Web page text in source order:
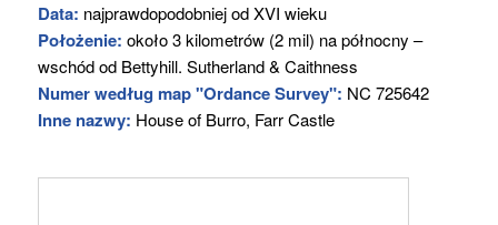
Data: najprawdopodobniej od XVI wieku
Położenie: około 3 kilometrów (2 mil) na północny –
wschód od Bettyhill. Sutherland & Caithness
Numer według map "Ordance Survey": NC 725642
Inne nazwy: House of Burro, Farr Castle